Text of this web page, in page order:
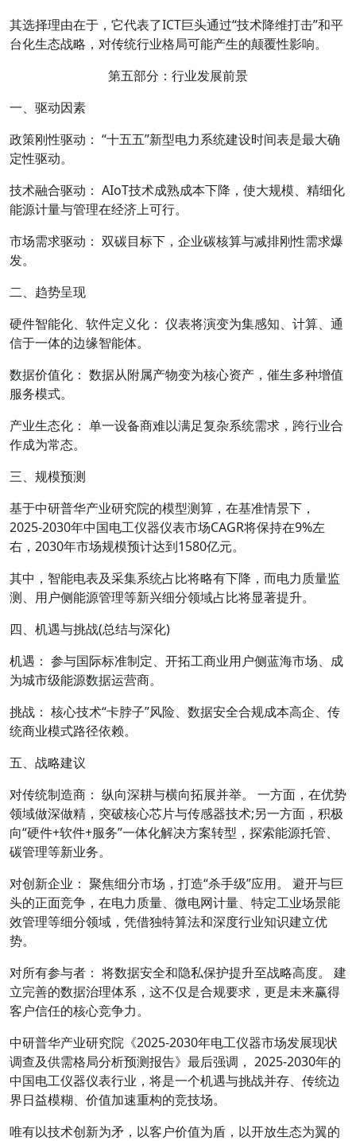
其选择理由在于，它代表了ICT巨头通过“技术降维打击”和平
台化生态战略，对传统行业格局可能产生的颠覆性影响。
第五部分：行业发展前景
一、驱动因素
政策刚性驱动： “十五五”新型电力系统建设时间表是最大确
定性驱动。
技术融合驱动： AIoT技术成熟成本下降，使大规模、精细化
能源计量与管理在经济上可行。
市场需求驱动： 双碳目标下，企业碳核算与减排刚性需求爆
发。
二、趋势呈现
硬件智能化、软件定义化： 仪表将演变为集感知、计算、通
信于一体的边缘智能体。
数据价值化： 数据从附属产物变为核心资产，催生多种增值
服务模式。
产业生态化： 单一设备商难以满足复杂系统需求，跨行业合
作成为常态。
三、规模预测
基于中研普华产业研究院的模型测算，在基准情景下，
2025-2030年中国电工仪器仪表市场CAGR将保持在9%左
右，2030年市场规模预计达到1580亿元。
其中，智能电表及采集系统占比将略有下降，而电力质量监
测、用户侧能源管理等新兴细分领域占比将显著提升。
四、机遇与挑战(总结与深化)
机遇： 参与国际标准制定、开拓工商业用户侧蓝海市场、成
为城市级能源数据运营商。
挑战： 核心技术“卡脖子”风险、数据安全合规成本高企、传
统商业模式路径依赖。
五、战略建议
对传统制造商： 纵向深耕与横向拓展并举。 一方面，在优势
领域做深做精，突破核心芯片与传感器技术;另一方面，积极
向“硬件+软件+服务”一体化解决方案转型，探索能源托管、
碳管理等新业务。
对创新企业： 聚焦细分市场，打造“杀手级”应用。 避开与巨
头的正面竞争，在电力质量、微电网计量、特定工业场景能
效管理等细分领域，凭借独特算法和深度行业知识建立优
势。
对所有参与者： 将数据安全和隐私保护提升至战略高度。 建
立完善的数据治理体系，这不仅是合规要求，更是未来赢得
客户信任的核心竞争力。
中研普华产业研究院《2025-2030年电工仪器市场发展现状
调查及供需格局分析预测报告》最后强调， 2025-2030年的
中国电工仪器仪表行业，将是一个机遇与挑战并存、传统边
界日益模糊、价值加速重构的竞技场。
唯有以技术创新为矛，以客户价值为盾，以开放生态为翼的